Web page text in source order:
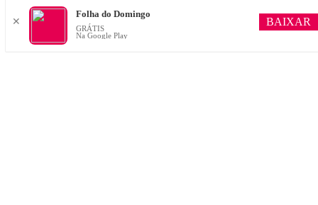
✕
Folha do Domingo
GRÁTIS
Na Google Play
BAIXAR